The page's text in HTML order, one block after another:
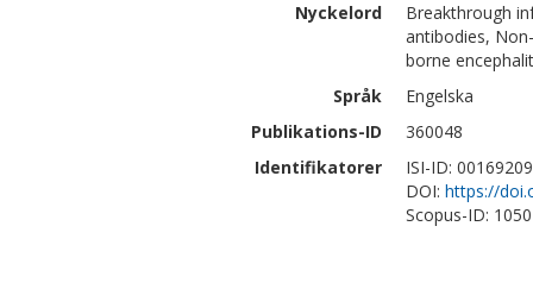
Nyckelord
Breakthrough
antibodies,
borne
Språk
Engelska
Publikations-ID
360048
Identifikatorer
ISI-ID:
DOI: https://
Scopus-ID: